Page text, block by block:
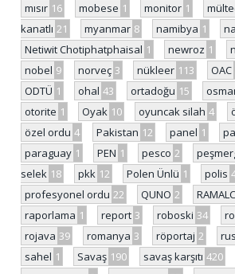
mısır 16 mobese 1 monitor 1
kanatlı 21 myanmar 8 namibya 1
Netiwit Chotiphatphaisal 1 newroz 1
nobel 9 norveç 3 nükleer 113 OAC
ODTÜ 1 ohal 43 ortadoğu 15
otorite 1 Oyak 10 oyuncak silah 4
özel ordu 4 Pakistan 12 panel 1
paraguay 1 PEN 1 pesco 2
selek 18 pkk 12 Polen Ünlü 1 polis
profesyonel ordu 22 QUNO 2 RAMALC
raporlama 1 report 3 roboski 34
rojava 39 romanya 3 röportaj 2
sahel 1 Savaş 190 savaş karşıtı 420